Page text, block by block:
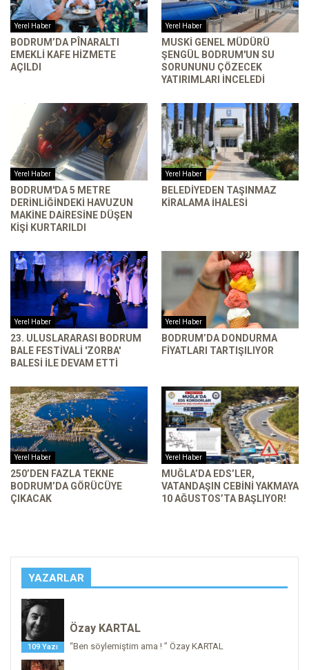
Yerel Haber
BODRUM’DA PÎNARALTI
EMEKLI KAFE HIZMETE
AÇILDI
Yerel Haber
MUSKİ GENEL MÜDÜRÜ
ŞENGÜL BODRUM'UN SU
SORUNUNU ÇÖZECEK
YATIRIMLARI INCELEDI
Yerel Haber
BODRUM'DA 5 METRE
DERINLIĞINDEKI HAVUZUN
MAKINE DAIRESINE DÜŞEN
KIŞI KURTARILDI
Yerel Haber
BELEDIYEDEN TAŞINMAZ
KIRALAMA İHALESI
Yerel Haber
23. ULUSLARARASI BODRUM
BALE FESTIVALI 'ZORBA'
BALESI ILE DEVAM ETTI
Yerel Haber
BODRUM’DA DONDURMA
FIYATLARI TARTIŞILIYOR
Yerel Haber
250’DEN FAZLA TEKNE
BODRUM’DA GÖRÜCÜYE
ÇIKACAK
Yerel Haber
MUĞLA’DA EDS’LER,
VATANDAŞIN CEBINI YAKMAYA
10 AĞUSTOS’TA BAŞLIYOR!
YAZARLAR
109 Yazı
Özay KARTAL
“Ben söylemiştim ama ! ” Özay KARTAL